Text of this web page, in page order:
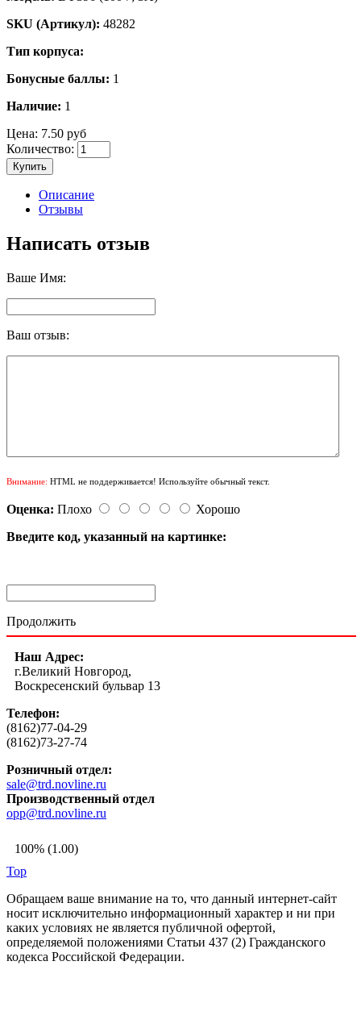
SKU (Артикул): 48282
Тип корпуса:
Бонусные баллы: 1
Наличие: 1
Цена: 7.50 руб
Количество:
Купить
Описание
Отзывы
Написать отзыв
Ваше Имя:
Ваш отзыв:
Внимание: HTML не поддерживается! Используйте обычный текст.
Оценка: Плохо
Хорошо
Введите код, указанный на картинке:
Продолжить
Наш Адрес:
г.Великий Новгород,
Воскресенский бульвар 13
Телефон:
(8162)77-04-29
(8162)73-27-74
Розничный отдел:
sale@trd.novline.ru
Производственный отдел
opp@trd.novline.ru
100% (1.00)
Top
Обращаем ваше внимание на то, что данный интернет-сайт
носит исключительно информационный характер и ни при
каких условиях не является публичной офертой,
определяемой положениями Статьи 437 (2) Гражданского
кодекса Российской Федерации.